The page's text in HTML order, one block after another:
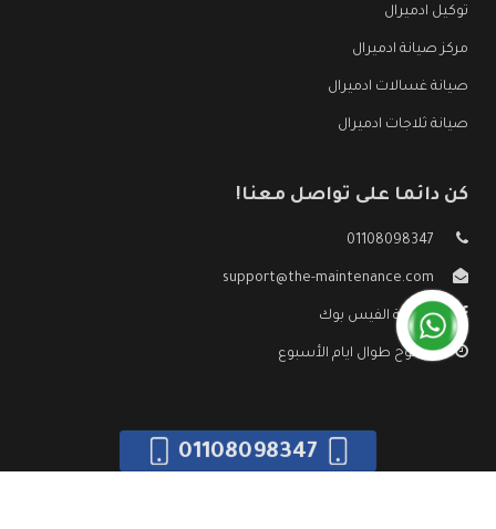
توكيل ادميرال
مركز صيانة ادميرال
صيانة غسالات ادميرال
صيانة ثلاجات ادميرال
كن دائما على تواصل معنا!
01108098347
support@the-maintenance.com
صفحة الفيس بوك
مفتوح طوال ايام الأسبوع
01108098347